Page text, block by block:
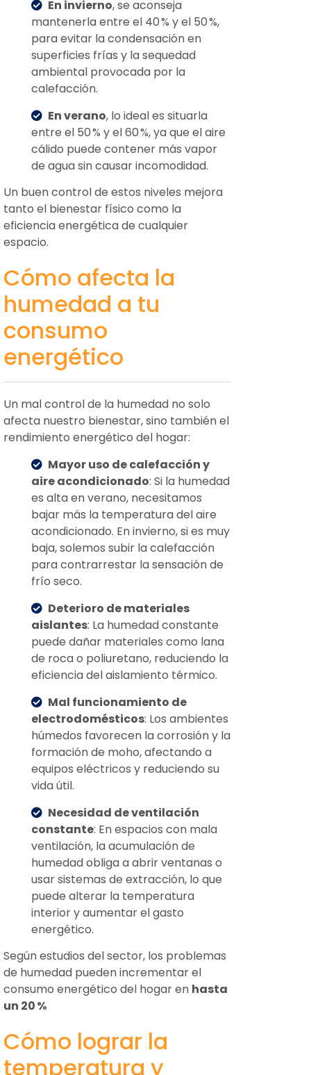
En invierno, se aconseja
mantenerla entre el 40 % y el 50 %,
para evitar la condensación en
superficies frías y la sequedad
ambiental provocada por la
calefacción.
En verano, lo ideal es situarla
entre el 50 % y el 60 %, ya que el aire
cálido puede contener más vapor
de agua sin causar incomodidad.
Un buen control de estos niveles mejora
tanto el bienestar físico como la
eficiencia energética de cualquier
espacio.
Cómo afecta la
humedad a tu
consumo
energético
Un mal control de la humedad no solo
afecta nuestro bienestar, sino también el
rendimiento energético del hogar:
Mayor uso de calefacción y
aire acondicionado: Si la humedad
es alta en verano, necesitamos
bajar más la temperatura del aire
acondicionado. En invierno, si es muy
baja, solemos subir la calefacción
para contrarrestar la sensación de
frío seco.
Deterioro de materiales
aislantes: La humedad constante
puede dañar materiales como lana
de roca o poliuretano, reduciendo la
eficiencia del aislamiento térmico.
Mal funcionamiento de
electrodomésticos: Los ambientes
húmedos favorecen la corrosión y la
formación de moho, afectando a
equipos eléctricos y reduciendo su
vida útil.
Necesidad de ventilación
constante: En espacios con mala
ventilación, la acumulación de
humedad obliga a abrir ventanas o
usar sistemas de extracción, lo que
puede alterar la temperatura
interior y aumentar el gasto
energético.
Según estudios del sector, los problemas
de humedad pueden incrementar el
consumo energético del hogar en hasta
un 20%
Cómo lograr la
temperatura y